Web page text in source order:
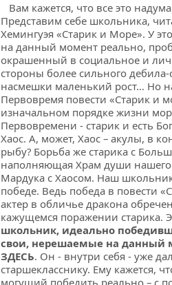
Вам кажется, что все это
Представим себе школьника,
Хемингуэя «Старик и Море». У
на данный момент реально,
окрашенный в социальное и
стороны более сильного
насмешки маленький рост… Но
Первовремя повести «Старик и
изначальном порядке жизни
Первовремени - старик и есть
Хаос. А, может, Хаос – акулы, в
рыбу? Борьба же старика с
наполняющая Храм души нашего
Мардука с Хаосом. Наш
победе. Ведь победа в повести
актер в обличье дракона
кажущемся поражении старика.
школьник, идеально
свои, нерешаемые на данный
ЗДЕСЬ. Он - внутри себя - уже
старшекласснику. Ему кажется,
могущий победить реально – с